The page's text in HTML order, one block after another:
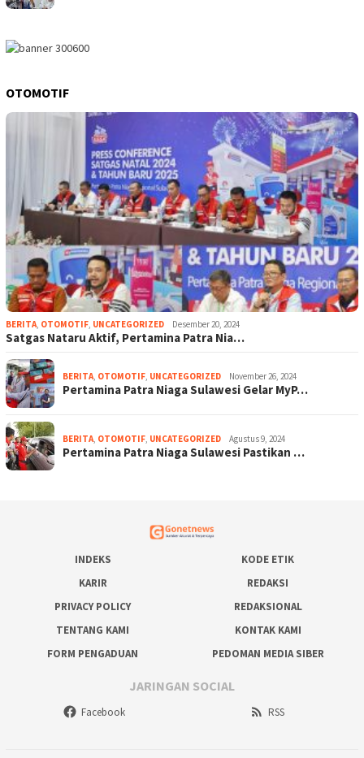
OTOMOTIF
BERITA, OTOMOTIF, UNCATEGORIZED Desember 20, 2024
Satgas Nataru Aktif, Pertamina Patra Nia…
BERITA, OTOMOTIF, UNCATEGORIZED November 26, 2024
Pertamina Patra Niaga Sulawesi Gelar MyP…
BERITA, OTOMOTIF, UNCATEGORIZED Agustus 9, 2024
Pertamina Patra Niaga Sulawesi Pastikan …
INDEKS
KODE ETIK
KARIR
REDAKSI
PRIVACY POLICY
REDAKSIONAL
TENTANG KAMI
KONTAK KAMI
FORM PENGADUAN
PEDOMAN MEDIA SIBER
JARINGAN SOCIAL
Facebook RSS